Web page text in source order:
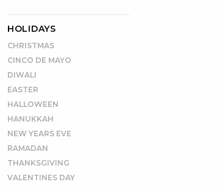
HOLIDAYS
CHRISTMAS
CINCO DE MAYO
DIWALI
EASTER
HALLOWEEN
HANUKKAH
NEW YEARS EVE
RAMADAN
THANKSGIVING
VALENTINES DAY